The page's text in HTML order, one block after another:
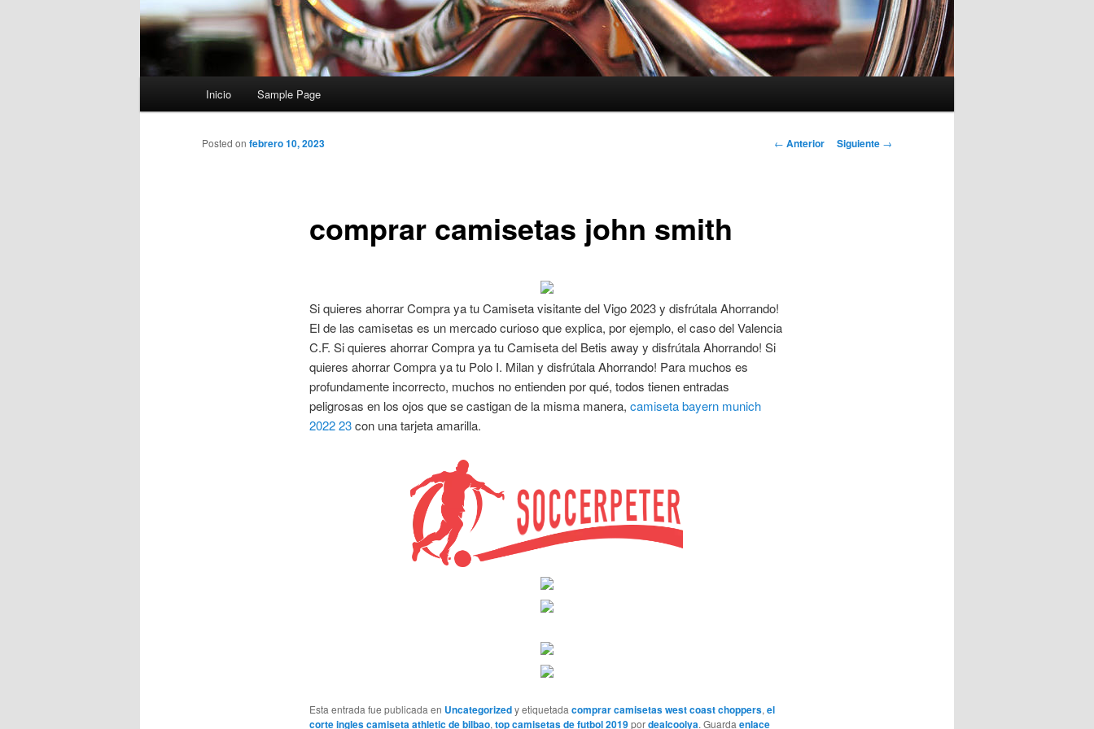
Inicio Sample Page
Navegación
← Anterior Siguiente →
comprar camisetas john smith
Posted on febrero 10, 2023
Si quieres ahorrar Compra ya tu Camiseta visitante del Vigo 2023 y disfrútala Ahorrando!
El de las camisetas es un mercado curioso que explica, por ejemplo, el caso del Valencia
C.F. Si quieres ahorrar Compra ya tu Camiseta del Betis away y disfrútala Ahorrando! Si
quieres ahorrar Compra ya tu Polo I. Milan y disfrútala Ahorrando! Para muchos es
profundamente incorrecto, muchos no entienden por qué, todos tienen entradas
peligrosas en los ojos que se castigan de la misma manera, camiseta bayern munich
2022 23con una tarjeta amarilla.
Esta entrada fue publicada en Uncategorizedy etiquetadacomprar camisetas west coast choppers,el
corte ingles camiseta athletic de bilbao,top camisetas de futbol 2019pordealcoolya. Guardaenlace